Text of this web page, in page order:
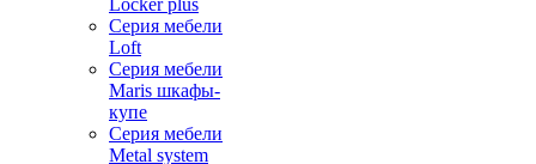
Locker plus
Серия мебели
Loft
Серия мебели
Maris шкафы-
купе
Серия мебели
Metal system